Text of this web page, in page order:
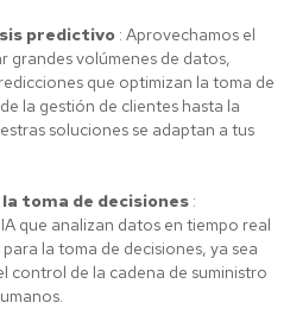
predictivo : Aprovechamos el
grandes volúmenes de datos,
que optimizan la toma de
la gestión de clientes hasta la
soluciones se adaptan a tus
toma de decisiones :
que analizan datos en tiempo real
la toma de decisiones, ya sea
control de la cadena de suministro